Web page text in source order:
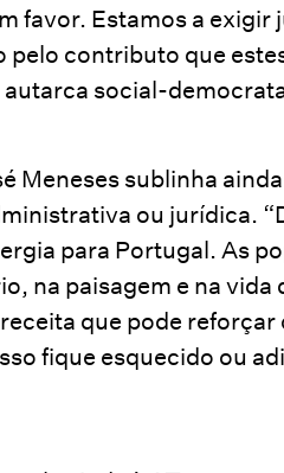
favor. Estamos a exigir
contributo que
social-
Meneses sublinha
ou jurídica.
para Portugal. As
na paisagem e na vida
que pode
fique esquecido ou